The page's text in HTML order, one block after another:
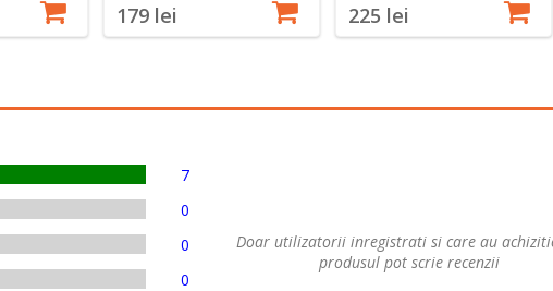
179 lei 225 lei
7
0
0
0
Doar utilizatorii inregistrati si care au
produsul pot scrie recenzii